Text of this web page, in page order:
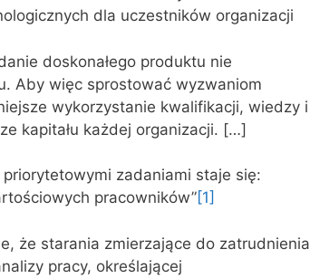
dla uczestników organizacji
doskonałego produktu nie
Aby więc sprostować wyzwaniom
wykorzystanie kwalifikacji, wiedzy i
kapitału każdej organizacji. […]
zadaniami staje się:
pracowników”[1]
że starania zmierzające do zatrudnienia
pracy, określającej